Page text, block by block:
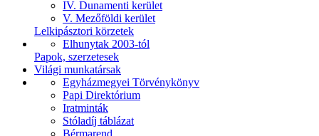
IV. Dunamenti kerület
V. Mezőföldi kerület
Lelkipásztori körzetek
Elhunytak 2003-tól
Papok, szerzetesek
Világi munkatársak
Egyházmegyei Törvénykönyv
Papi Direktórium
Iratminták
Stóladíj táblázat
Bérmarend